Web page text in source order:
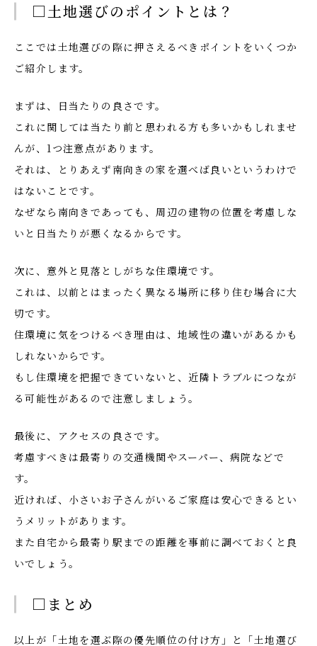
□土地選びのポイントとは？
ここでは土地選びの際に押さえるべきポイントをいくつか
ご紹介します。
まずは、日当たりの良さです。
これに関しては当たり前と思われる方も多いかもしれませ
んが、1つ注意点があります。
それは、とりあえず南向きの家を選べば良いというわけで
はないことです。
なぜなら南向きであっても、周辺の建物の位置を考慮しな
いと日当たりが悪くなるからです。
次に、意外と見落としがちな住環境です。
これは、以前とはまったく異なる場所に移り住む場合に大
切です。
住環境に気をつけるべき理由は、地域性の違いがあるかも
しれないからです。
もし住環境を把握できていないと、近隣トラブルにつなが
る可能性があるので注意しましょう。
最後に、アクセスの良さです。
考慮すべきは最寄りの交通機関やスーパー、病院などで
す。
近ければ、小さいお子さんがいるご家庭は安心できるとい
うメリットがあります。
また自宅から最寄り駅までの距離を事前に調べておくと良
いでしょう。
□まとめ
以上が「土地を選ぶ際の優先順位の付け方」と「土地選び